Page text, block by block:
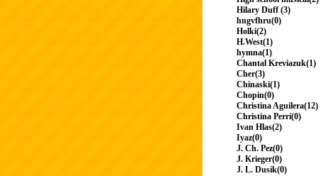
Hilary Duff (3)
hngvfhru(0)
Holki(2)
H.West(1)
hymna(1)
Chantal Kreviazuk(1)
Cher(3)
Chinaski(1)
Chopin(0)
Christina Aguilera(12)
Christina Perri(0)
Ivan Hlas(2)
Iyaz(0)
J. Ch. Pez(0)
J. Krieger(0)
J. L. Dusík(0)